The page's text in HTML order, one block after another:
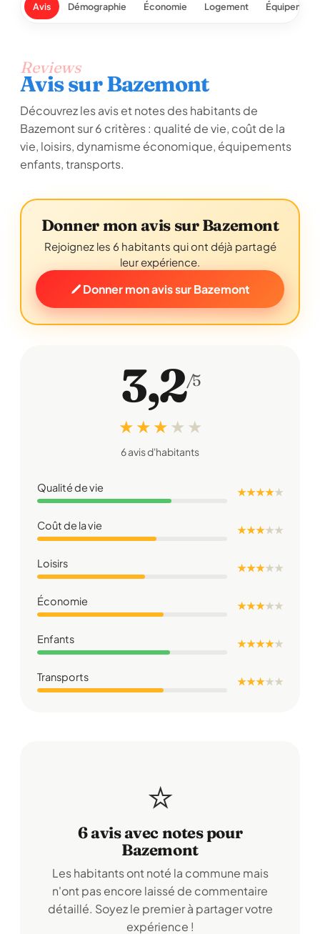
Avis Démographie Économie Logement
Reviews
Avis sur Bazemont
Découvrez les avis et notes des habitants de
Bazemont sur 6 critères : qualité de vie, coût de la
vie, loisirs, dynamisme économique, équipements
enfants, transports.
Donner mon avis sur Bazemont
Rejoignez les 6 habitants qui ont déjà partagé
leur expérience.
Donner mon avis sur Bazemont
3,2/5
★ ★ ★ ★ ★
6 avis d'habitants
Qualité de vie ★ ★ ★ ★★
Coût de la vie ★ ★ ★★★
Loisirs ★ ★ ★★★
Économie ★ ★ ★★★
Enfants ★ ★ ★ ★★
Transports ★ ★ ★★★
⭐
6 avis avec notes pour
Bazemont
Les habitants ont noté la commune mais
n'ont pas encore laissé de commentaire
détaillé. Soyez le premier à partager votre
expérience !